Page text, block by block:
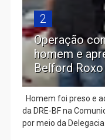
2
Operação
homem e
Belford Roxo
Homem foi preso e
da DRE-BF na
por meio da Delegacia